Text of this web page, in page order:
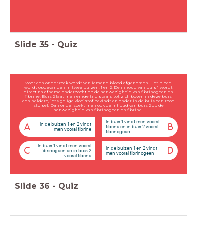
Slide 35 - Quiz
Voor een onderzoek wordt van iemand bloed afgenomen. Het bloed
wordt opgevangen in twee buizen: 1 en 2. De inhoud van buis 1 wordt
direct na afname onderzocht op de aanwezigheid van fibrinogeen en
fibrine. Buis 2 laat men enige tijd staan, tot zich boven in deze buis
een heldere, iets gelige vloeistof bevindt en onder in de buis een rood
stolsel. Dan onderzoekt men ook de inhoud van buis 2 op de
aanwezigheid van fibrinogeen en fibrine.
A
In de buizen 1 en 2 vindt
men vooral fibrine
B
In buis 1 vindt men vooral
fibrine en in buis 2 vooral
fibrinogeen
C
In buis 1 vindt men vooral
fibrinogeen en in buis 2
vooral fibrine
D
In de buizen 1 en 2 vindt
men vooral fibrinogeen
Slide 36 - Quiz